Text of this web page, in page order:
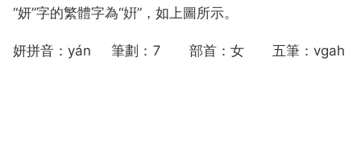
“妍”字的繁體字為“姸”，如上圖所示。
妍拼音：yán 筆劃：7 部首：女 五筆：vgah